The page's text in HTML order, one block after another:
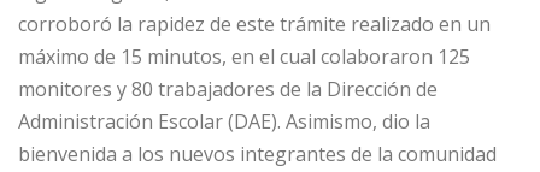
corroboró la rapidez de este trámite realizado en un
máximo de 15 minutos, en el cual colaboraron 125
monitores y 80 trabajadores de la Dirección de
Administración Escolar (DAE). Asimismo, dio la
bienvenida a los nuevos integrantes de la comunidad